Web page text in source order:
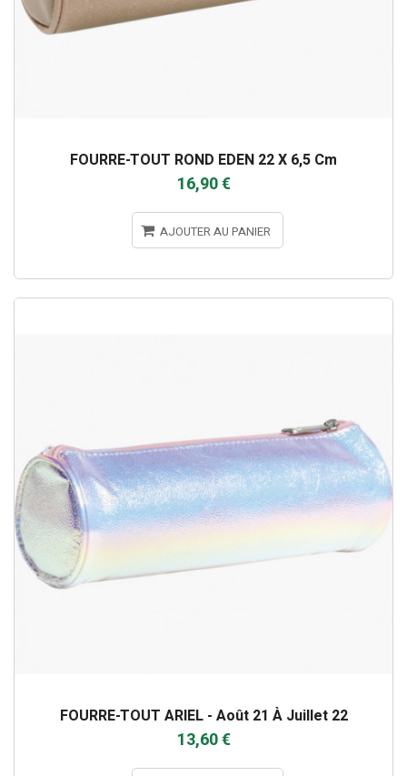
FOURRE-TOUT ROND EDEN 22 X 6,5 Cm
16,90 €
AJOUTER AU PANIER
FOURRE-TOUT ARIEL - Août 21 À Juillet 22
13,60 €